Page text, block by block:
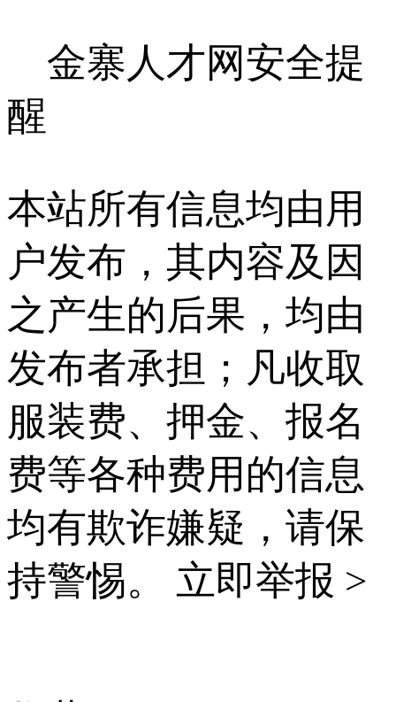
金寨人才网安全提
醒
本站所有信息均由用
户发布，其内容及因
之产生的后果，均由
发布者承担；凡收取
服装费、押金、报名
费等各种费用的信息
均有欺诈嫌疑，请保
持警惕。 立即举报 >